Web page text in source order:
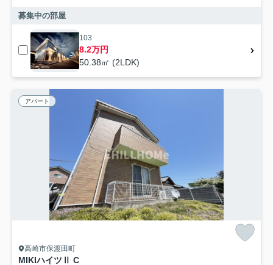
募集中の部屋
103
8.2万円
50.38㎡ (2LDK)
アパート
高崎市保渡田町
MIKIハイツⅡ C